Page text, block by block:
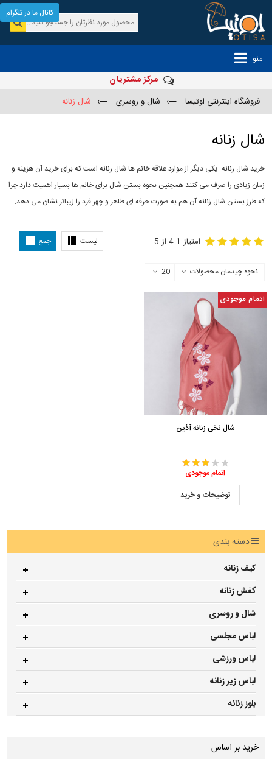
منو
مرکز مشتریان
فروشگاه اینترنتی اوتیسا —› شال و روسری —› شال زنانه
شال زنانه
خرید شال زنانه. یکی دیگر از موارد علاقه خانم ها شال زنانه است که برای خرید آن هزینه و
زمان زیادی را صرف می کنند همچنین نحوه بستن شال برای خانم ها بسیار اهمیت دارد چرا
که طرز بستن شال زنانه آن هم به صورت حرفه ای ظاهر و چهر فرد را زیباتر نشان می دهد.
لیست جمع | امتیاز 4.1 از 5
نحوه چیدمان محصولات 20
اتمام موجودی
شال نخی زنانه آذین
اتمام موجودی
توضیحات و خرید
دسته بندی
کیف زنانه
کفش زنانه
شال و روسری
لباس مجلسی
لباس ورزشی
لباس زیر زنانه
بلوز زنانه
خرید بر اساس
کانال ما در تلگرام